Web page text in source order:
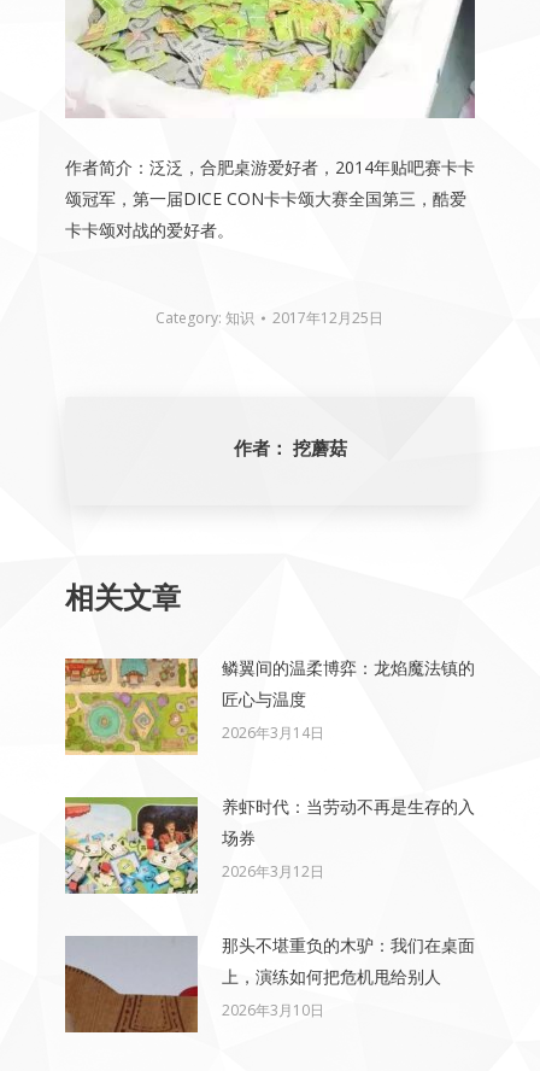
作者简介：泛泛，合肥桌游爱好者，2014年贴吧赛卡卡
颂冠军，第一届DICE CON卡卡颂大赛全国第三，酷爱
卡卡颂对战的爱好者。
Category:知识 2017年12月25日
作者： 挖蘑菇
相关文章
鳞翼间的温柔博弈：龙焰魔法镇的
匠心与温度
2026年3月14日
养虾时代：当劳动不再是生存的入
场券
2026年3月12日
那头不堪重负的木驴：我们在桌面
上，演练如何把危机甩给别人
2026年3月10日